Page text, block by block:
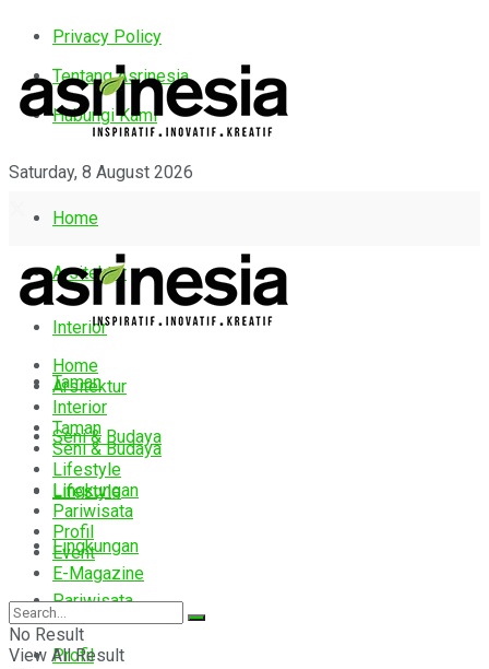
Privacy Policy
Tentang Asrinesia
Hubungi Kami
Saturday, 8 August 2026
Home
Arsitektur
Interior
Taman
Seni & Budaya
Lifestyle
Lingkungan
Pariwisata
Profil
Home
Arsitektur
Interior
Taman
Seni & Budaya
Lifestyle
Lingkungan
Pariwisata
Profil
Event
E-Magazine
No Result
View All Result